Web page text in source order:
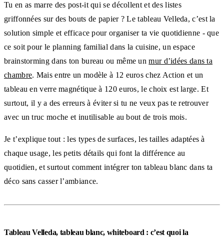
Tu en as marre des post-it qui se décollent et des listes
griffonnées sur des bouts de papier ? Le tableau Velleda, c’est la
solution simple et efficace pour organiser ta vie quotidienne - que
ce soit pour le planning familial dans la cuisine, un espace
brainstorming dans ton bureau ou même unmur d’idées dans ta
chambre. Mais entre un modèle à 12 euros chez Action et un
tableau en verre magnétique à 120 euros, le choix est large. Et
surtout, il y a des erreurs à éviter si tu ne veux pas te retrouver
avec un truc moche et inutilisable au bout de trois mois.
Je t’explique tout : les types de surfaces, les tailles adaptées à
chaque usage, les petits détails qui font la différence au
quotidien, et surtout comment intégrer ton tableau blanc dans ta
déco sans casser l’ambiance.
Tableau Velleda, tableau blanc, whiteboard : c’est quoi la